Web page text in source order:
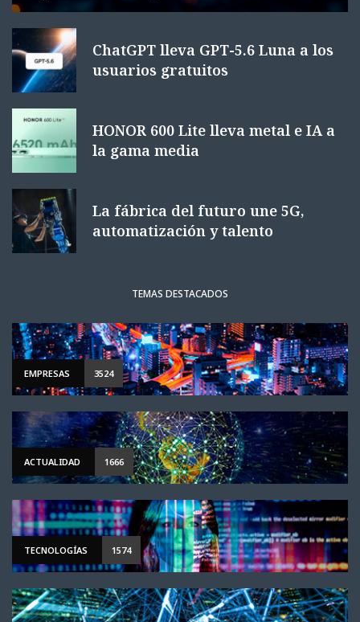
ChatGPT lleva GPT-5.6 Luna a los
usuarios gratuitos
HONOR 600 Lite lleva metal e IA a
la gama media
La fábrica del futuro une 5G,
automatización y talento
TEMAS DESTACADOS
EMPRESAS 3524
ACTUALIDAD 1666
TECNOLOGÍAS 1574